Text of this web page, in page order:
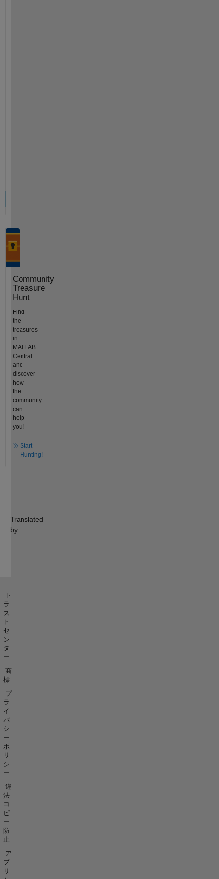
Community
Treasure
Hunt
Find
the
treasures
in
MATLAB
Central
and
discover
how
the
community
can
help
you!
Start
Hunting!
Translated
by
ト
ラ
ス
ト
セ
ン
タ
ー
商
標
プ
ラ
イ
バ
シ
ー
ポ
リ
シ
ー
違
法
コ
ピ
ー
防
止
ア
プ
リ